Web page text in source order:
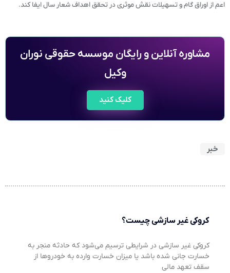
اعم از اوراق گام و تسهیلات نقش موثری در تحقق اهداف شعار سال ایفا کند.
مشاوره آنلاین و رایگان موسسه حقوقی نوران
وکیل
کلیک کنید
خبر
کروکی غیر سازشی چیست؟
کروکی غیر سازشی در شرایطی ترسیم می‌شود که حادثه منجر به
خسارت جانی شده باشد یا میزان خسارت وارده به خودروها از
سقف تعهد مالی